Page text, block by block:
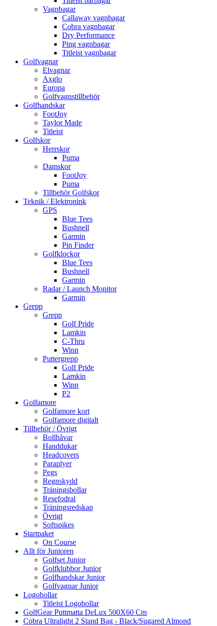
Vagnbagar
Callaway vagnbagar
Cobra vagnbagar
Dry Performance
Ping vagnbagar
Titleist vagnbagar
Golfvagnar
Elvagnar
Axglo
Europa
Golfvagnstillbehör
Golfhandskar
FootJoy
Taylor Made
Titleist
Golfskor
Herrskor
Puma
Damskor
FootJoy
Puma
Tillbehör Golfskor
Teknik / Elektronink
GPS
Blue Tees
Bushnell
Garmin
Pin Finder
Golfklockor
Blue Tees
Bushnell
Garmin
Radar / Launch Monitor
Garmin
Grepp
Grepp
Golf Pride
Lamkin
C-Thru
Winn
Puttergrepp
Golf Pride
Lamkin
Winn
P2
Golfamore
Golfamore kort
Golfamore digitalt
Tillbehör / Övrigt
Bollhåvar
Handdukar
Headcovers
Paraplyer
Pegs
Regnskydd
Träningsbollar
Resefodral
Träningsredskap
Övrigt
Softspikes
Startpaket
On Course
Allt för Junioren
Golfset Junior
Golfklubbor Junior
Golfhandskar Junior
Golfvagnar Junior
Logobollar
Titleist Logobollar
GolfGear Puttmatta DeLux 500X60 Cm
Cobra Ultralight 2 Stand Bag - Black/Sugared Almond